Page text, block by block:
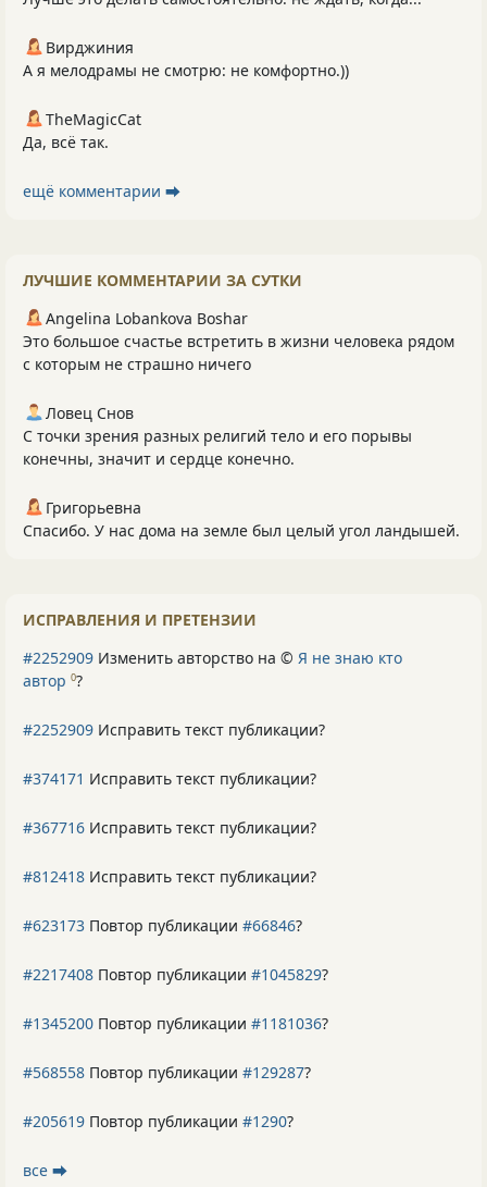
Вирджиния
А я мелодрамы не смотрю: не комфортно.))
TheMagicCat
Да, всё так.
ещё комментарии ⮕
ЛУЧШИЕ КОММЕНТАРИИ ЗА СУТКИ
Angelina Lobankova Boshar
Это большое счастье встретить в жизни человека рядом
с которым не страшно ничего
Ловец Снов
С точки зрения разных религий тело и его порывы
конечны, значит и сердце конечно.
Григорьевна
Спасибо. У нас дома на земле был целый угол ландышей.
ИСПРАВЛЕНИЯ И ПРЕТЕНЗИИ
#2252909 Изменить авторство на © Я не знаю кто
автор 0?
#2252909 Исправить текст публикации?
#374171 Исправить текст публикации?
#367716 Исправить текст публикации?
#812418 Исправить текст публикации?
#623173 Повтор публикации #66846?
#2217408 Повтор публикации #1045829?
#1345200 Повтор публикации #1181036?
#568558 Повтор публикации #129287?
#205619 Повтор публикации #1290?
все ⮕